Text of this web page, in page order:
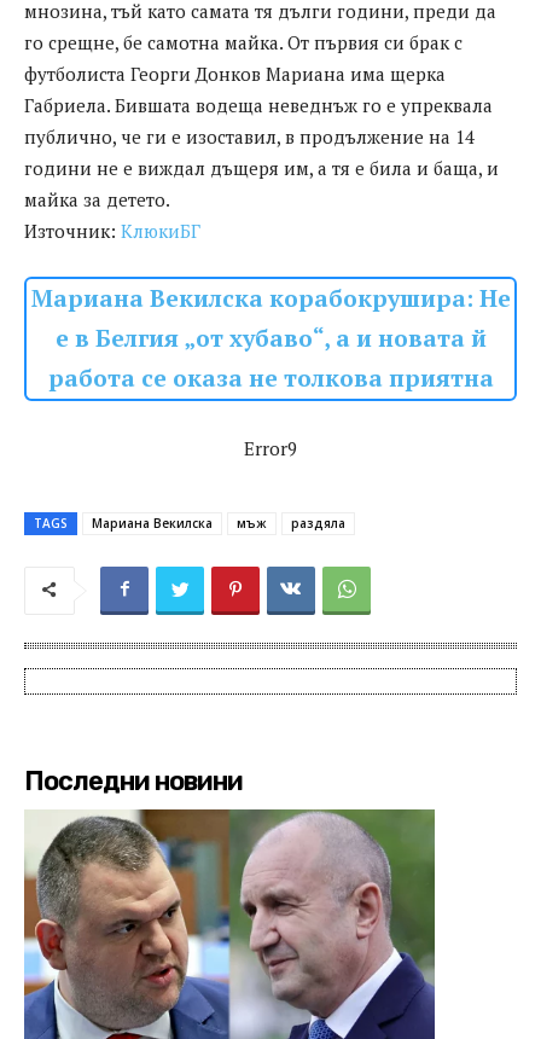
мнозина, тъй като самата тя дълги години, преди да
го срещне, бе самотна майка. От първия си брак с
футболиста Георги Донков Мариана има щерка
Габриела. Бившата водеща неведнъж го е упреквала
публично, че ги е изоставил, в продължение на 14
години не е виждал дъщеря им, а тя е била и баща, и
майка за детето.
Източник: КлюкиБГ
Мариана Векилска корабокрушира: Не
е в Белгия „от хубаво“, а и новата й
работа се оказа не толкова приятна
Error9
TAGS Мариана Векилска мъж раздяла
Последни новини